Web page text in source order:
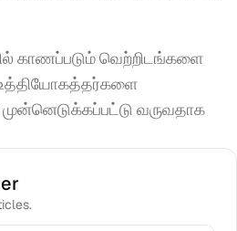
காணப்படும் வெற்றிடங்களை
உத்தியோகத்தர்களை
வருவதாக